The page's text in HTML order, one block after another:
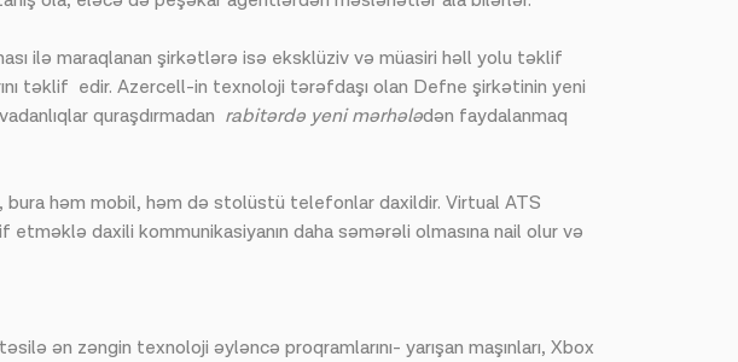
ilə maraqlanan şirkətlərə isə eksklüziv və müasiri həll yolu təklif
təklif edir. Azercell-in texnoloji tərəfdaşı olan Defne şirkətinin yeni
quraşdırmadan rabitərdə yeni mərhələdən faydalanmaq
həm mobil, həm də stolüstü telefonlar daxildir. Virtual ATS
daxili kommunikasiyanın daha səmərəli olmasına nail olur və
ən zəngin texnoloji əyləncə proqramlarını- yarışan maşınları, Xbox